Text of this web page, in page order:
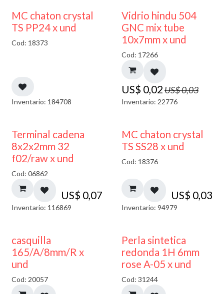
MC chaton crystal
TS PP24 x und
Cod: 18373
Inventario: 184708
40% DESCUENTO
Vidrio hindu 504
GNC mix tube
10x7mm x und
Cod: 17266
US$ 0,02US$0,03
Inventario: 22776
Terminal cadena
8x2x2mm 32
f02/raw x und
Cod: 06862
US$ 0,07
Inventario: 116869
MC chaton crystal
TS SS28 x und
Cod: 18376
US$ 0,03
Inventario: 94979
casquilla
165/A/8mm/R x
und
Cod: 20057
Perla sintetica
redonda 1H 6mm
rose A-05 x und
Cod: 31244